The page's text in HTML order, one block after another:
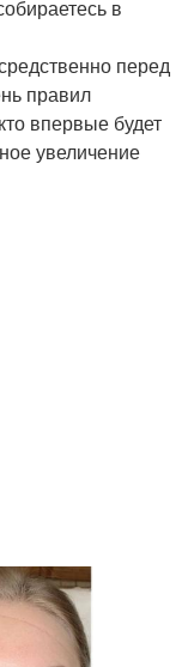
в
перед
правил
впервые будет
увеличение